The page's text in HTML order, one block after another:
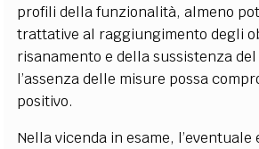
profili della funzionalità, almeno
trattative al raggiungimento degli
risanamento e della sussistenza
l’assenza delle misure possa
positivo.
Nella vicenda in esame, l’eventuale